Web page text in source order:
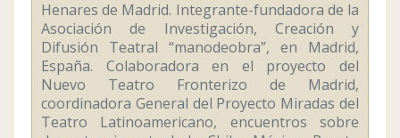
Henares de Madrid. Integrante-fundadora de la
Asociación de Investigación, Creación y
Difusión Teatral “manodeobra”, en Madrid,
España. Colaboradora en el proyecto del
Nuevo Teatro Fronterizo de Madrid,
coordinadora General del Proyecto Miradas del
Teatro Latinoamericano, encuentros sobre